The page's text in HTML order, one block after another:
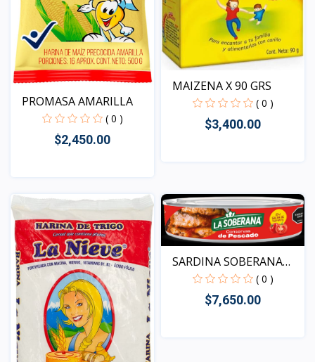
PROMASA AMARILLA
( 0 )
$2,450.00
MAIZENA X 90 GRS
( 0 )
$3,400.00
SARDINA SOBERANA
OBALAD...
( 0 )
$7,650.00